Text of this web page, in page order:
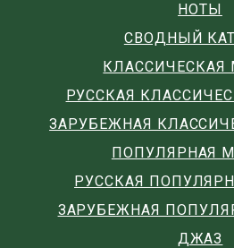
НОТЫ
СВОДНЫЙ
КЛАССИЧЕСКАЯ
РУССКАЯ
ЗАРУБЕЖНАЯ
ПОПУЛЯРНАЯ
РУССКАЯ
ЗАРУБЕЖНАЯ
ДЖАЗ